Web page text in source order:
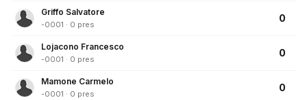
Griffo Salvatore
-0001 · 0 pres
0
Lojacono Francesco
-0001 · 0 pres
0
Mamone Carmelo
-0001 · 0 pres
0